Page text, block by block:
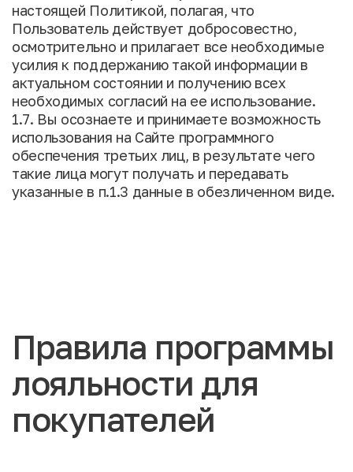
настоящей Политикой, полагая, что
Пользователь действует добросовестно,
осмотрительно и прилагает все необходимые
усилия к поддержанию такой информации в
актуальном состоянии и получению всех
необходимых согласий на ее использование.
1.7. Вы осознаете и принимаете возможность
использования на Сайте программного
обеспечения третьих лиц, в результате чего
такие лица могут получать и передавать
указанные в п.1.3 данные в обезличенном виде.
Правила программы
лояльности для
покупателей